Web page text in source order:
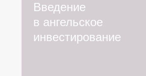
Введение
в ангельское
инвестирование